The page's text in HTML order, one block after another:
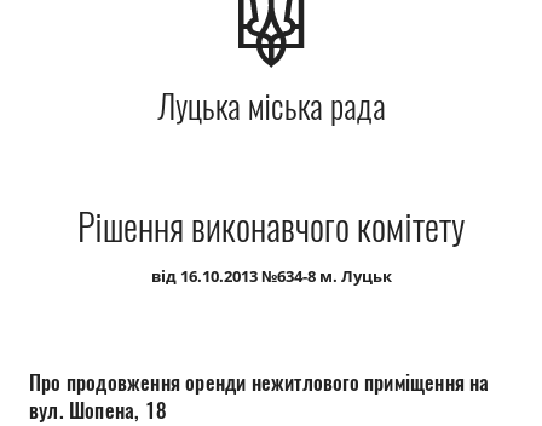
Міська влада
Міська рада
Публічна інформація
Документи
Луцька міська рада
Рішення виконавчого комітету
від 16.10.2013 №634-8 м. Луцьк
Про продовження оренди нежитлового приміщення на
вул. Шопена, 18